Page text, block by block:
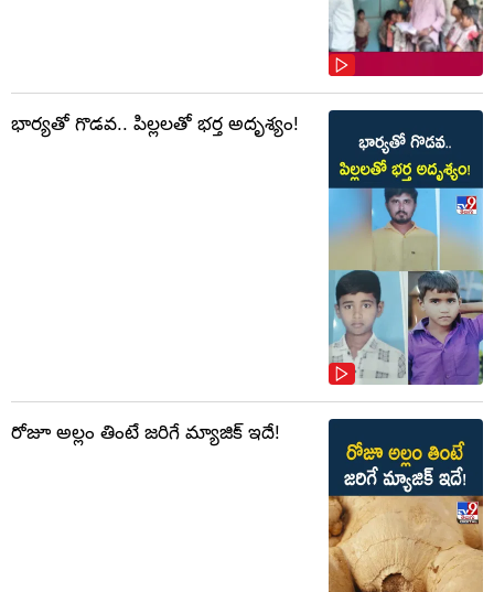
భార్యతో గొడవ.. పిల్లలతో భర్త అదృశ్యం!
రోజూ అల్లం తింటే జరిగే మ్యాజిక్ ఇదే!